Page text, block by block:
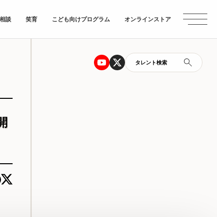
談 笑育 こども向けプログラム オンラインストア
タレント検索